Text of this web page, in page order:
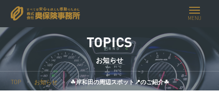
MENU
TOPICS
お知らせ
TOP お知らせ ☘︎岸和田の周辺スポット📍のご紹介☘︎